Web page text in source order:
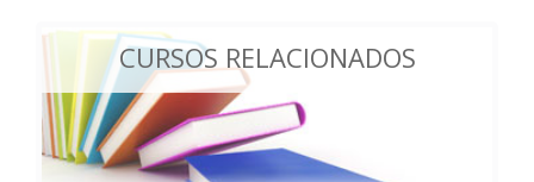
CURSOS RELACIONADOS